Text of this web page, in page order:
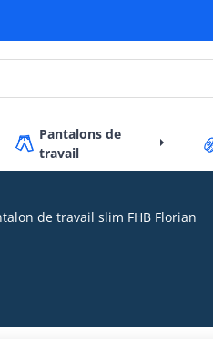
Pantalons de
travail
de travail slim FHB Florian